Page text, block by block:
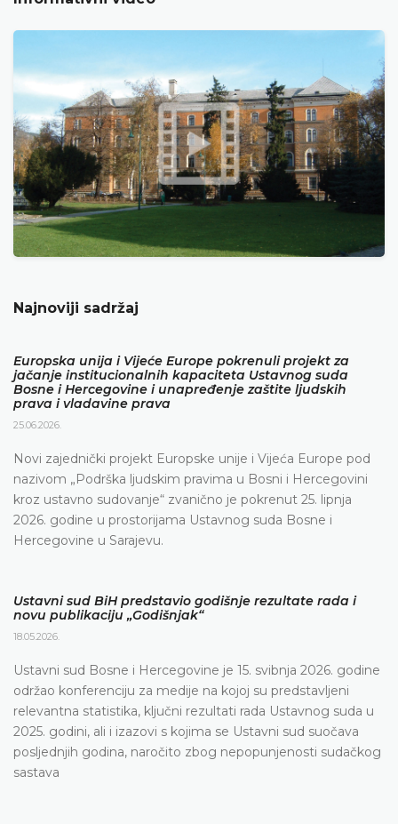
Najnoviji sadržaj
Europska unija i Vijeće Europe pokrenuli projekt za
jačanje institucionalnih kapaciteta Ustavnog suda
Bosne i Hercegovine i unapređenje zaštite ljudskih
prava i vladavine prava
25.06.2026.
Novi zajednički projekt Europske unije i Vijeća Europe pod
nazivom „Podrška ljudskim pravima u Bosni i Hercegovini
kroz ustavno sudovanje“ zvanično je pokrenut 25. lipnja
2026. godine u prostorijama Ustavnog suda Bosne i
Hercegovine u Sarajevu.
Ustavni sud BiH predstavio godišnje rezultate rada i
novu publikaciju „Godišnjak“
18.05.2026.
Ustavni sud Bosne i Hercegovine je 15. svibnja 2026. godine
održao konferenciju za medije na kojoj su predstavljeni
relevantna statistika, ključni rezultati rada Ustavnog suda u
2025. godini, ali i izazovi s kojima se Ustavni sud suočava
posljednjih godina, naročito zbog nepopunjenosti sudačkog
sastava